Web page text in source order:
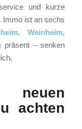
und kurze
Immo ist an sechs
Weinheim,
präsent – senken
achten